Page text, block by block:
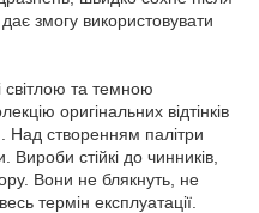
змогу використовувати
світлою та темною
оригінальних відтінків
Над створенням палітри
стійкі до чинників,
Вони не блякнуть, не
термін експлуатації.